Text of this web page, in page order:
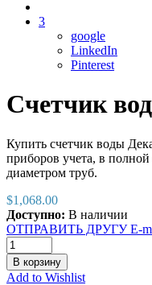
3
google
LinkedIn
Pinterest
Счетчик
Купить счетчик воды
приборов учета, в
диаметром труб.
$1,068.00
Доступно: В наличии
ОТПРАВИТЬ ДРУГУ E-
В корзину
Add to Wishlist